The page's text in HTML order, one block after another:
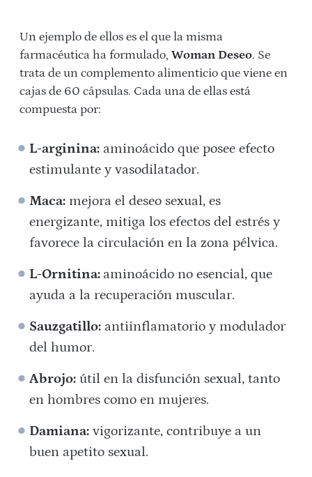
Un ejemplo de ellos es el que la misma
farmacéutica ha formulado, Woman Deseo. Se
trata de un complemento alimenticio que viene en
cajas de 60 cápsulas. Cada una de ellas está
compuesta por:
L-arginina: aminoácido que posee efecto
estimulante y vasodilatador.
Maca: mejora el deseo sexual, es
energizante, mitiga los efectos del estrés y
favorece la circulación en la zona pélvica.
L-Ornitina: aminoácido no esencial, que
ayuda a la recuperación muscular.
Sauzgatillo: antiinflamatorio y modulador
del humor.
Abrojo: útil en la disfunción sexual, tanto
en hombres como en mujeres.
Damiana: vigorizante, contribuye a un
buen apetito sexual.